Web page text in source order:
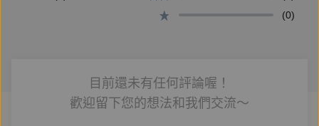
麼了？」、「怎麼辦？」，啟發他自己走向下一步。
其實對話的目的，不是誰能夠讓誰聽話，而是藉由靜心
(0)
目前還未有任何評論喔！
歡迎留下您的想法和我們交流～